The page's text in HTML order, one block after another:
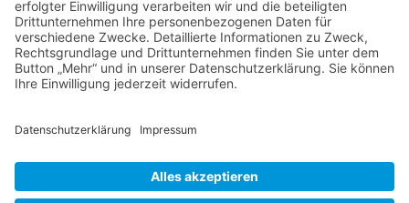
Tel.06691 8077899
info@die-linke-schwalm-eder.de
Gesetzliches
Impressum
Cookie-Einstellungen